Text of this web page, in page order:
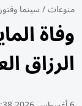
منوعات/سينما
وفاة
الرزاق